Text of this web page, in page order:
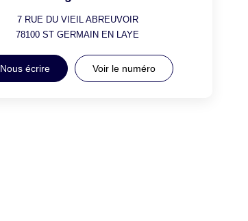
7 RUE DU VIEIL ABREUVOIR
78100ST GERMAIN EN LAYE
Nous écrire Voir le numéro